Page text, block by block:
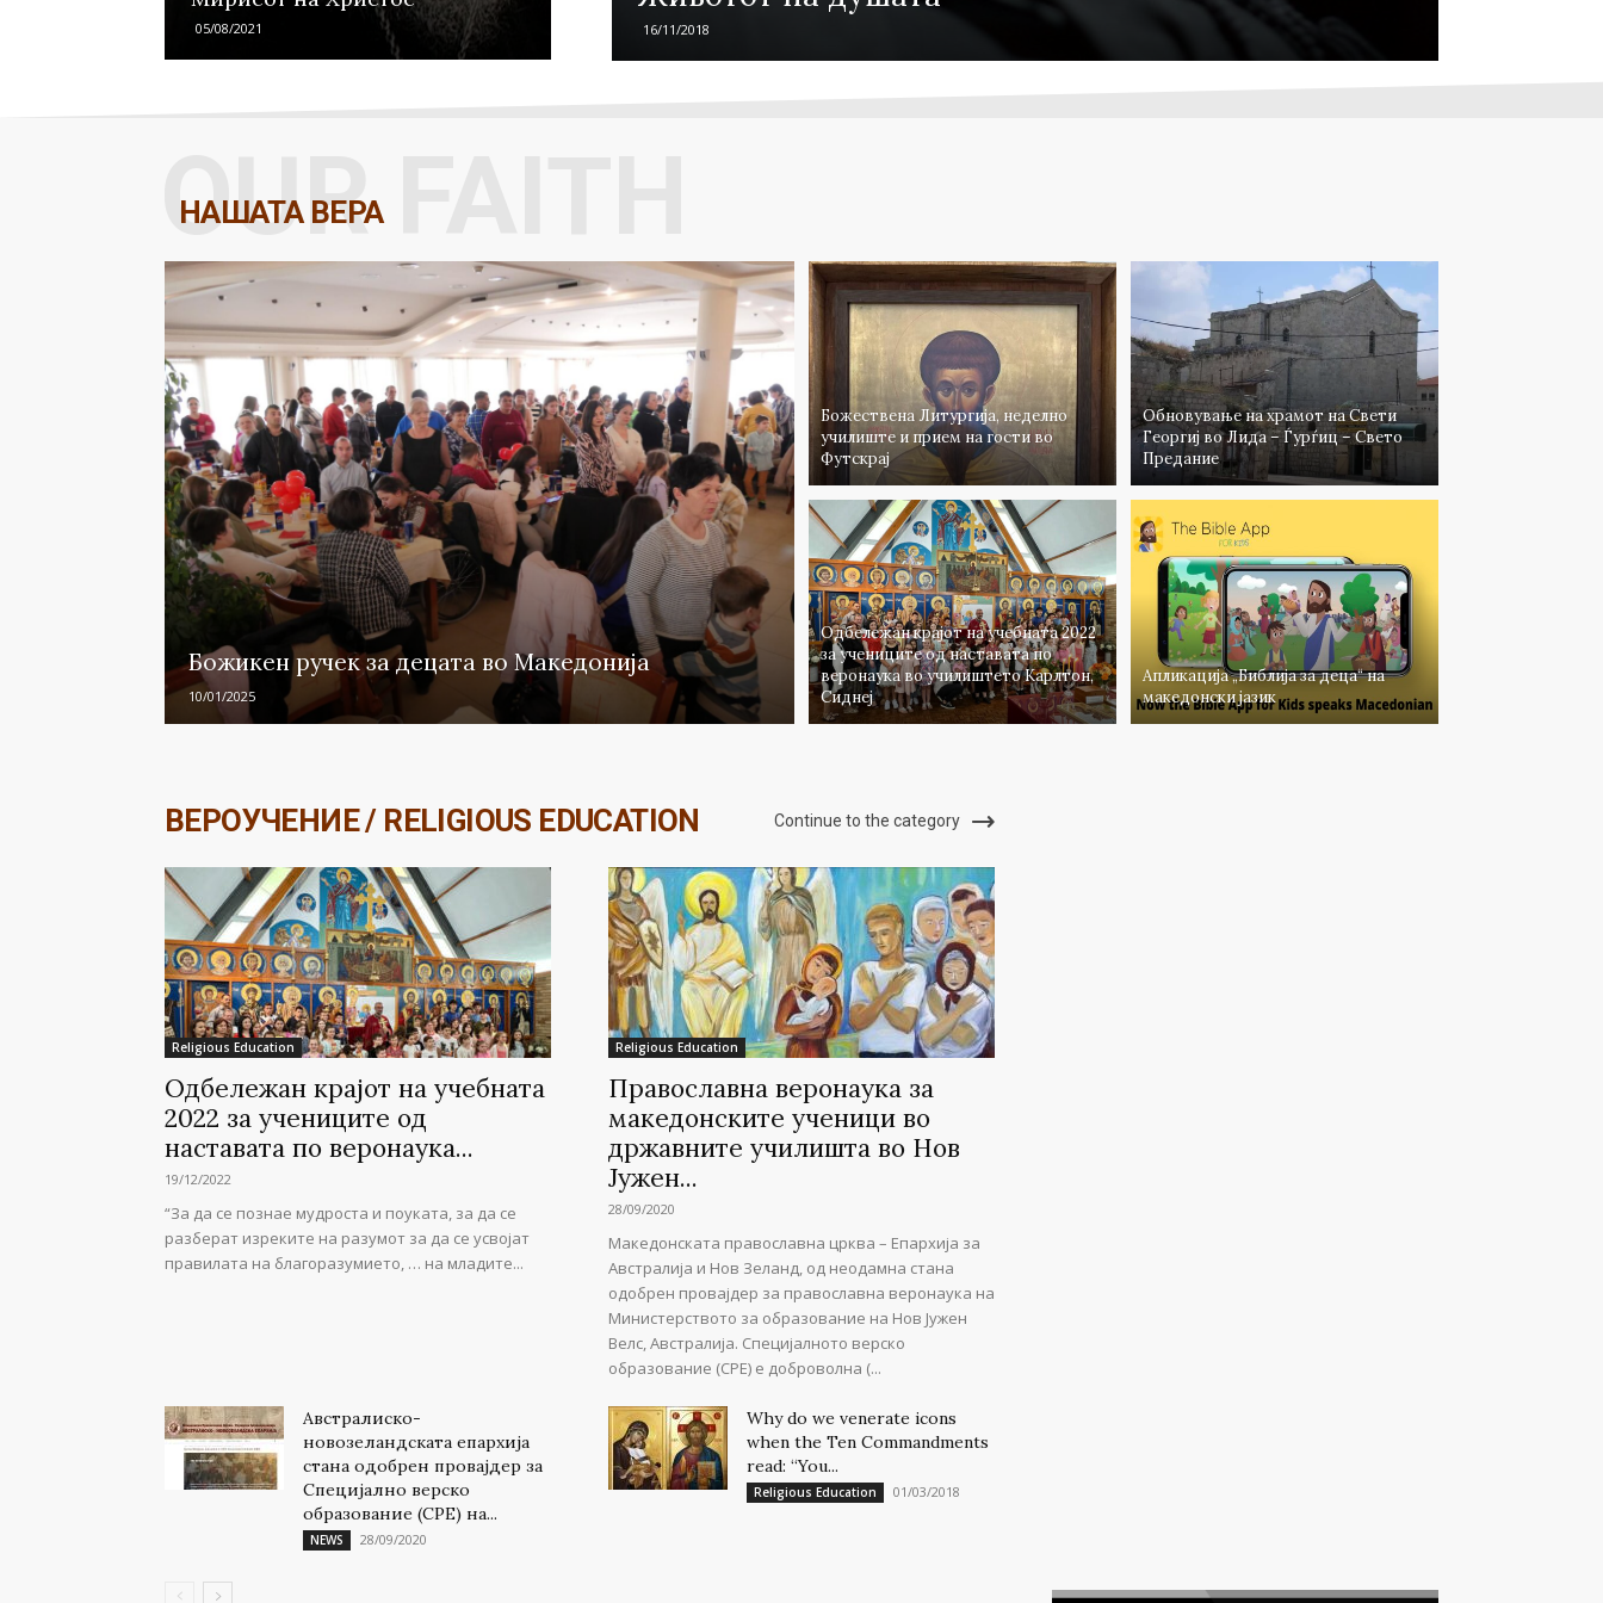
05/08/2021 09/12/201916/11/2018
НАШАТА ВЕРА
OUR FAITH
Божикен ручек за децата во Македонија
10/01/2025
Божествена Литургија, неделно
училиште и прием на гости во
Футскрај
Обновување на храмот на Свети
Георгиј во Лида – Ѓурѓиц – Свето
Предание
Одбележан крајот на учебната 2022
за учениците од наставата по
веронаука во училиштето Карлтон,
Сиднеј
Апликација „Библија за деца“ на
македонски јазик
ВЕРОУЧЕНИЕ / RELIGIOUS EDUCATION Continue to the category
Religious Education
Одбележан крајот на учебната
2022 за учениците од
наставата по веронаука...
19/12/2022
“За да се познае мудроста и поуката, за да се
разберат изреките на разумот за да се усвојат
правилата на благоразумието, … на младите...
Religious Education
Православна веронаука за
македонските ученици во
државните училишта во Нов
Јужен...
28/09/2020
Македонската православна црква – Епархија за
Австралија и Нов Зеланд, од неодамна стана
одобрен провајдер за православна веронаука на
Министерството за образование на Нов Јужен
Велс, Австралија. Специјалното верско
образование (СРЕ) е доброволна (...
Австралиско-
новозеландската епархија
стана одобрен провајдер за
Специјално верско
образование (СРЕ) на...
NEWS 28/09/2020
Why do we venerate icons
when the Ten Commandments
read: “You...
Religious Education 01/03/2018